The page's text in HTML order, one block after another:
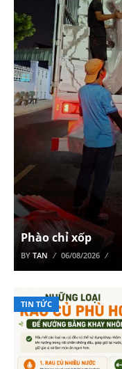
Phào chỉ xốp
BY TAN 06/08/2026
TIN TỨC